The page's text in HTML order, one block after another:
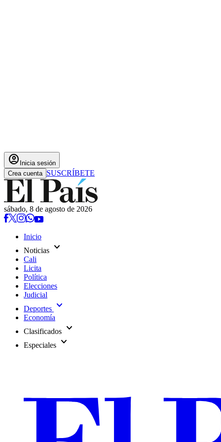
account_circle Inicia sesión
Crea cuenta SUSCRÍBETE
sábado, 8 de agosto de 2026
Inicio
Noticias expand_more
Cali
Licita
Política
Elecciones
Judicial
Deportes expand_more
Economía
Clasificados expand_more
Especiales expand_more